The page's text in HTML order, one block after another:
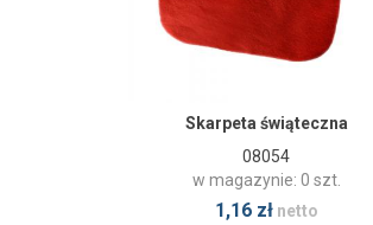
Skarpeta świąteczna
08054
w magazynie: 0 szt.
1,16 złnetto